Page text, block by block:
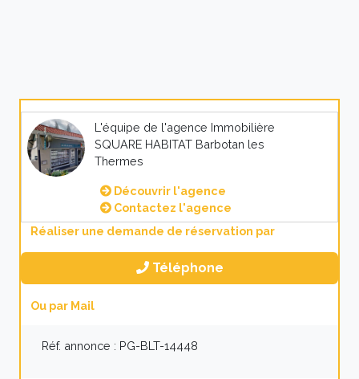
L'équipe de l'agence Immobilière
SQUARE HABITAT Barbotan les
Thermes
Découvrir l'agence
Contactez l'agence
Réaliser une demande de réservation par
Téléphone
Ou par Mail
Réf. annonce : PG-BLT-14448